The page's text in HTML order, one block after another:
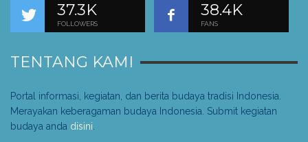
37.3K
FOLLOWERS
38.4K
FANS
TENTANG KAMI
Portal informasi, kegiatan, dan berita budaya tradisi Indonesia.
Merayakan keberagaman budaya Indonesia. Submit kegiatan
budaya anda disini.